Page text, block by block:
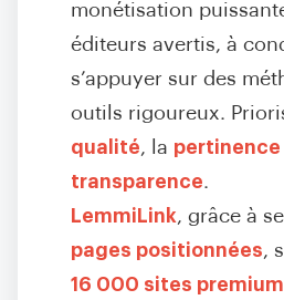
monétisation
éditeurs avertis, à
s’appuyer sur des
outils rigoureux.
qualité, la pertinence
transparence.
LemmiLink, grâce à
pages positionnées,
16 000 sites premium